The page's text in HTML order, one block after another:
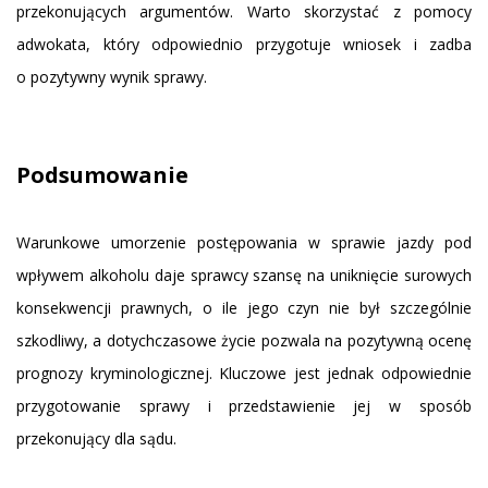
przekonujących argumentów. Warto skorzystać z pomocy
adwokata, który odpowiednio przygotuje wniosek i zadba
o pozytywny wynik sprawy.
Podsumowanie
Warunkowe umorzenie postępowania w sprawie jazdy pod
wpływem alkoholu daje sprawcy szansę na uniknięcie surowych
konsekwencji prawnych, o ile jego czyn nie był szczególnie
szkodliwy, a dotychczasowe życie pozwala na pozytywną ocenę
prognozy kryminologicznej. Kluczowe jest jednak odpowiednie
przygotowanie sprawy i przedstawienie jej w sposób
przekonujący dla sądu.